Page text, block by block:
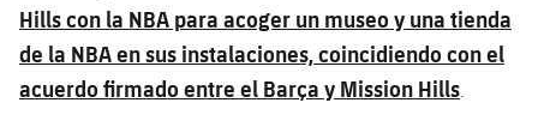
Clasificaciones
Resultados
Clasificaciones
Hockey Hierba Femenino
Plantilla
Agenda
Rugby
plusicon
más
Actualidad
Voleibol
Hills con la NBA para acoger un museo y una tienda
de la NBA en sus instalaciones, coincidiendo con el
acuerdo firmado entre el Barça y Mission Hills